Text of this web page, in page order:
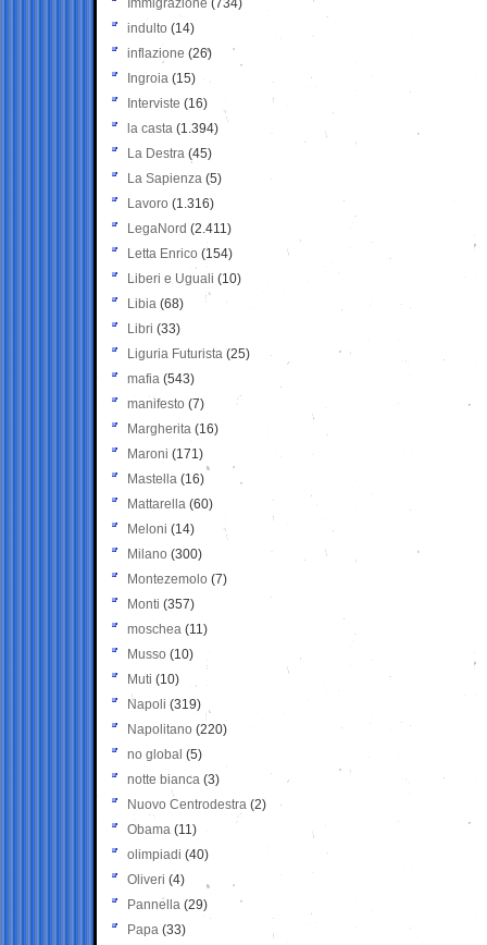
Immigrazione (734)
indulto (14)
inflazione (26)
Ingroia (15)
Interviste (16)
la casta (1.394)
La Destra (45)
La Sapienza (5)
Lavoro (1.316)
LegaNord (2.411)
Letta Enrico (154)
Liberi e Uguali (10)
Libia (68)
Libri (33)
Liguria Futurista (25)
mafia (543)
manifesto (7)
Margherita (16)
Maroni (171)
Mastella (16)
Mattarella (60)
Meloni (14)
Milano (300)
Montezemolo (7)
Monti (357)
moschea (11)
Musso (10)
Muti (10)
Napoli (319)
Napolitano (220)
no global (5)
notte bianca (3)
Nuovo Centrodestra (2)
Obama (11)
olimpiadi (40)
Oliveri (4)
Pannella (29)
Papa (33)